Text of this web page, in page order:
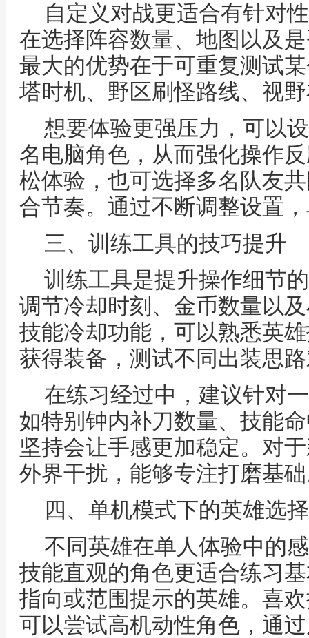
自定义对战更适合有针对
在选择阵容数量、地图以及
最大的优势在于可重复测试
塔时机、野区刷怪路线、视
想要体验更强压力，可以
名电脑角色，从而强化操作
松体验，也可选择多名队友
合节奏。通过不断调整设置
三、训练工具的技巧提升
训练工具是提升操作细节
调节冷却时刻、金币数量以
技能冷却功能，可以熟悉英
获得装备，测试不同出装思
在练习经过中，建议针对
如特别钟内补刀数量、技能
坚持会让手感更加稳定。对
外界干扰，能够专注打磨基
四、单机模式下的英雄选
不同英雄在单人体验中的
技能直观的角色更适合练习
指向或范围提示的英雄。喜
可以尝试高机动性角色，通